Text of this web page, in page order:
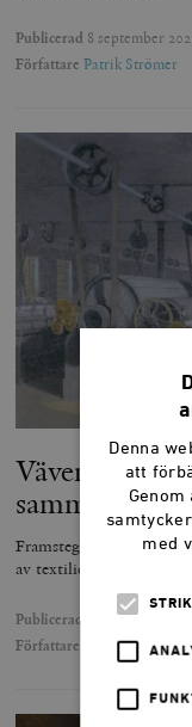
Publicerad 8 september
Författare Patrik Strömer
Väven som
samman
Framsteg, från
av textilier.
Publicerad
17 augusti 2021
Författare
Mattias
Denna
att
med